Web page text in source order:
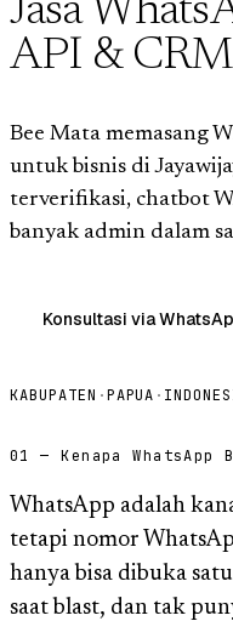
Jasa
API &
Bee Mata memasang
untuk bisnis di
terverifikasi, chatbot
banyak admin dalam
Konsultasi via
KABUPATEN ·PAPUA ·
01 — Kenapa WhatsApp
WhatsApp adalah
tetapi nomor
hanya bisa dibuka
saat blast, dan tak